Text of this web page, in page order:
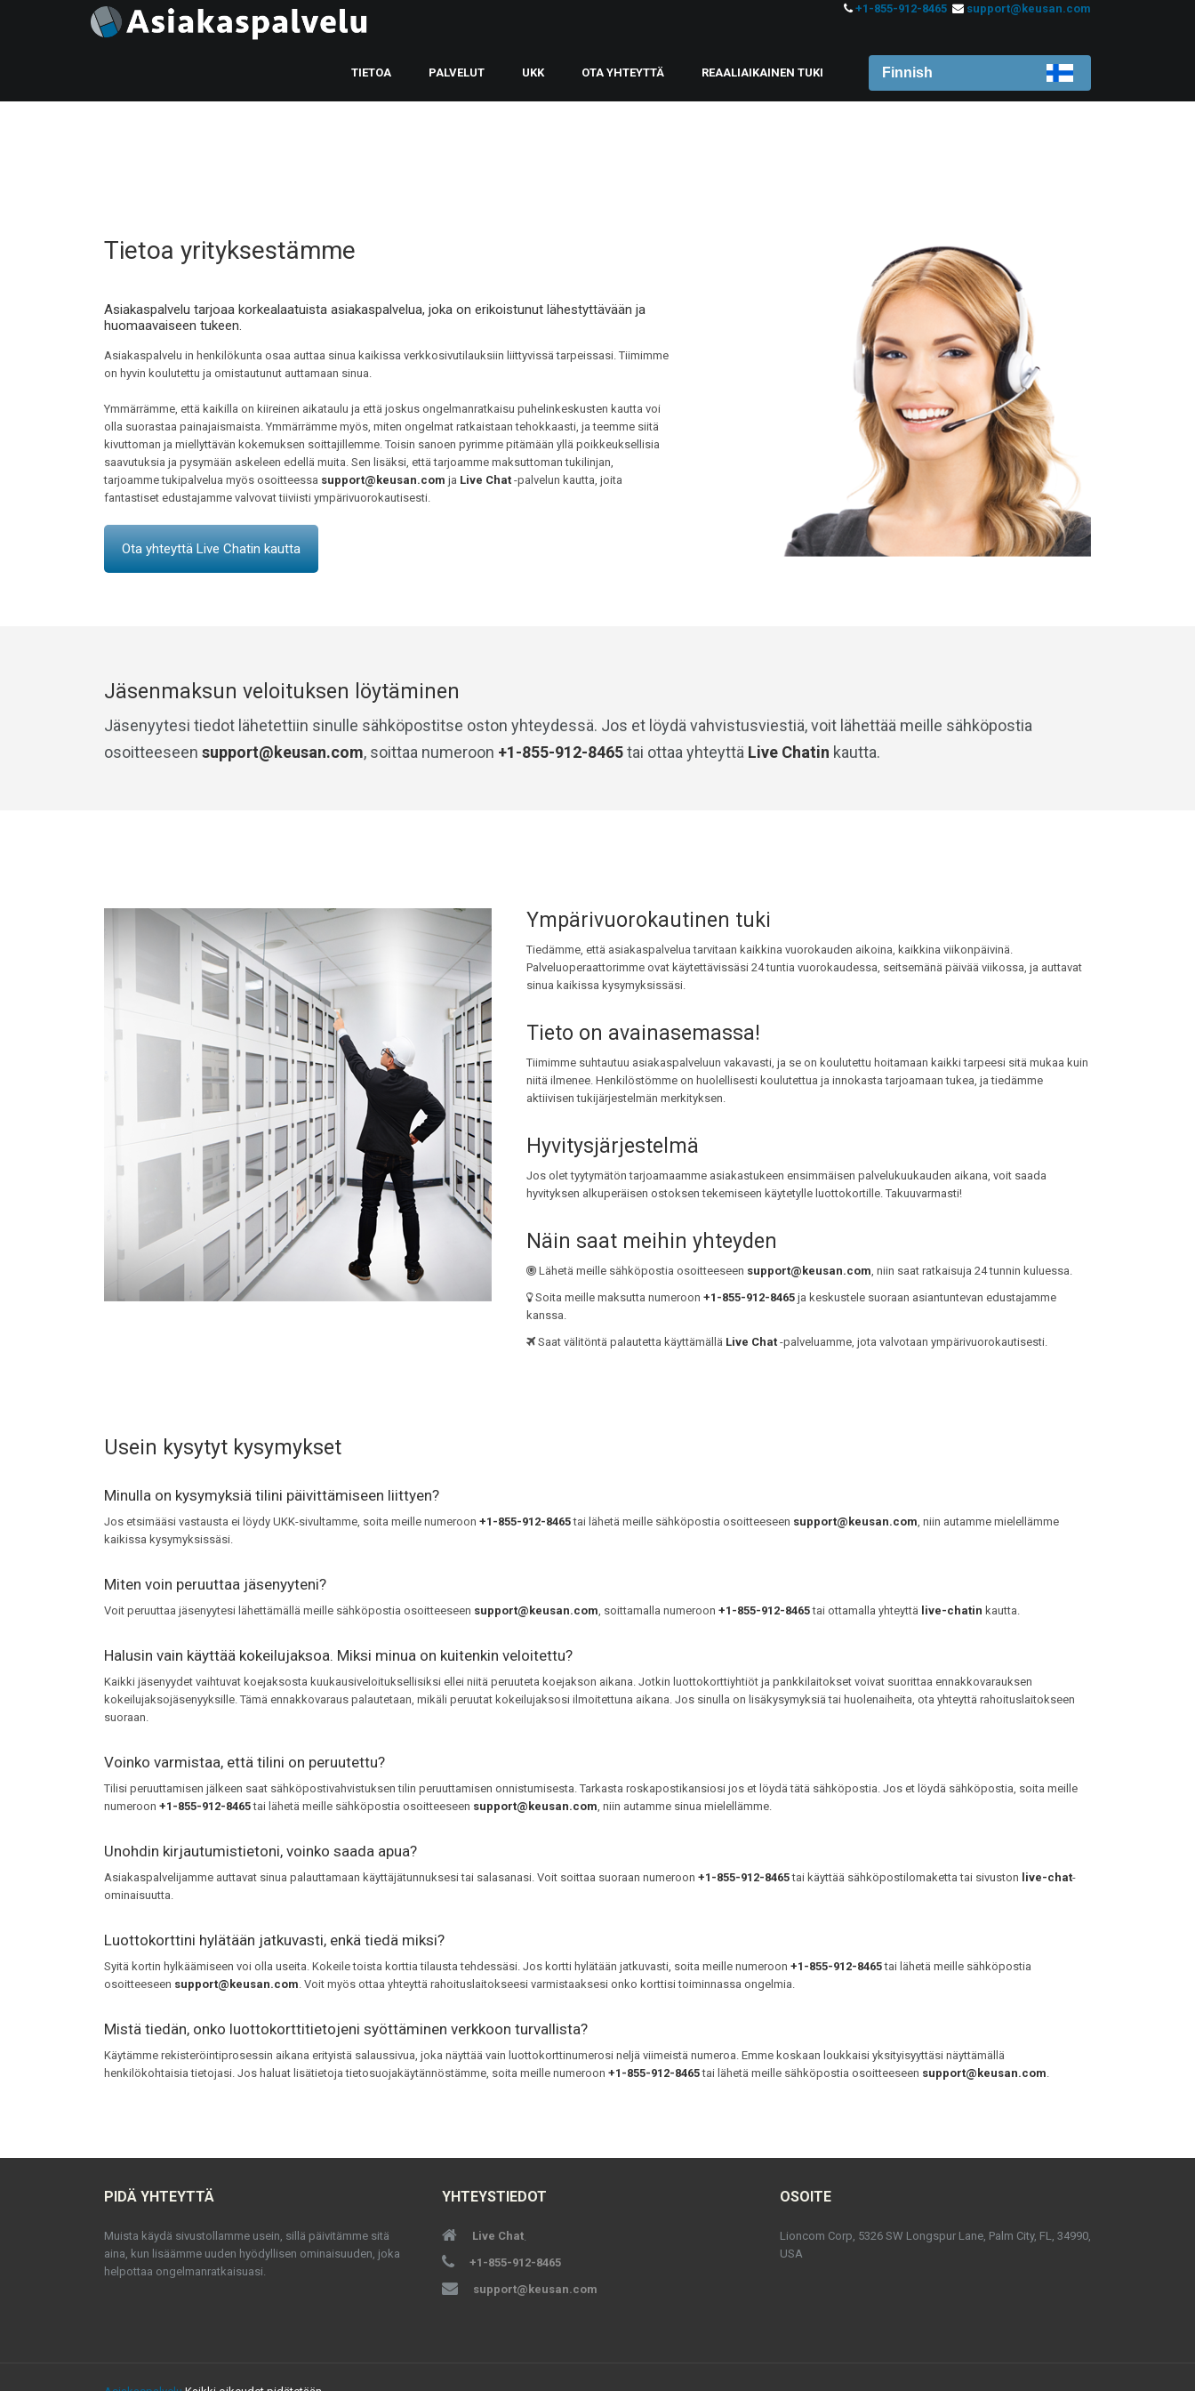
+1-855-912-8465 support@keusan.com
TIETOA PALVELUT UKK OTA YHTEYTTÄ REAALIAIKAINEN TUKI Finnish
Tietoa yrityksestämme
Asiakaspalvelu tarjoaa korkealaatuista asiakaspalvelua, joka on erikoistunut lähestyttävään ja
huomaavaiseen tukeen.
Asiakaspalvelu in henkilökunta osaa auttaa sinua kaikissa verkkosivutilauksiin liittyvissä tarpeissasi. Tiimimme
on hyvin koulutettu ja omistautunut auttamaan sinua.
Ymmärrämme, että kaikilla on kiireinen aikataulu ja että joskus ongelmanratkaisu puhelinkeskusten kautta voi
olla suorastaa painajaismaista. Ymmärrämme myös, miten ongelmat ratkaistaan tehokkaasti, ja teemme siitä
kivuttoman ja miellyttävän kokemuksen soittajillemme. Toisin sanoen pyrimme pitämään yllä poikkeuksellisia
saavutuksia ja pysymään askeleen edellä muita. Sen lisäksi, että tarjoamme maksuttoman tukilinjan,
tarjoamme tukipalvelua myös osoitteessa support@keusan.com ja Live Chat -palvelun kautta, joita
fantastiset edustajamme valvovat tiiviisti ympärivuorokautisesti.
Ota yhteyttä Live Chatin kautta
Jäsenmaksun veloituksen löytäminen
Jäsenyytesi tiedot lähetettiin sinulle sähköpostitse oston yhteydessä. Jos et löydä vahvistusviestiä, voit lähettää meille sähköpostia
osoitteeseen support@keusan.com, soittaa numeroon +1-855-912-8465tai ottaa yhteyttä Live Chatin kautta.
Ympärivuorokautinen tuki
Tiedämme, että asiakaspalvelua tarvitaan kaikkina vuorokauden aikoina, kaikkina viikonpäivinä.
Palveluoperaattorimme ovat käytettävissäsi 24 tuntia vuorokaudessa, seitsemänä päivää viikossa, ja auttavat
sinua kaikissa kysymyksissäsi.
Tieto on avainasemassa!
Tiimimme suhtautuu asiakaspalveluun vakavasti, ja se on koulutettu hoitamaan kaikki tarpeesi sitä mukaa kuin
niitä ilmenee. Henkilöstömme on huolellisesti koulutettua ja innokasta tarjoamaan tukea, ja tiedämme
aktiivisen tukijärjestelmän merkityksen.
Hyvitysjärjestelmä
Jos olet tyytymätön tarjoamaamme asiakastukeen ensimmäisen palvelukuukauden aikana, voit saada
hyvityksen alkuperäisen ostoksen tekemiseen käytetylle luottokortille. Takuuvarmasti!
Näin saat meihin yhteyden
Lähetä meille sähköpostia osoitteeseen support@keusan.com, niin saat ratkaisuja 24 tunnin kuluessa.
Soita meille maksutta numeroon +1-855-912-8465 ja keskustele suoraan asiantuntevan edustajamme
kanssa.
Saat välitöntä palautetta käyttämällä Live Chat -palveluamme, jota valvotaan ympärivuorokautisesti.
Usein kysytyt kysymykset
Minulla on kysymyksiä tilini päivittämiseen liittyen?
Jos etsimääsi vastausta ei löydy UKK-sivultamme, soita meille numeroon +1-855-912-8465tai lähetä meille sähköpostia osoitteeseen support@keusan.com, niin autamme mielellämme
kaikissa kysymyksissäsi.
Miten voin peruuttaa jäsenyyteni?
Voit peruuttaa jäsenyytesi lähettämällä meille sähköpostia osoitteeseen support@keusan.com, soittamalla numeroon +1-855-912-8465tai ottamalla yhteyttä live-chatin kautta.
Halusin vain käyttää kokeilujaksoa. Miksi minua on kuitenkin veloitettu?
Kaikki jäsenyydet vaihtuvat koejaksosta kuukausiveloituksellisiksi ellei niitä peruuteta koejakson aikana. Jotkin luottokorttiyhtiöt ja pankkilaitokset voivat suorittaa ennakkovarauksen
kokeilujaksojäsenyyksille. Tämä ennakkovaraus palautetaan, mikäli peruutat kokeilujaksosi ilmoitettuna aikana. Jos sinulla on lisäkysymyksiä tai huolenaiheita, ota yhteyttä rahoituslaitokseen
suoraan.
Voinko varmistaa, että tilini on peruutettu?
Tilisi peruuttamisen jälkeen saat sähköpostivahvistuksen tilin peruuttamisen onnistumisesta. Tarkasta roskapostikansiosi jos et löydä tätä sähköpostia. Jos et löydä sähköpostia, soita meille
numeroon +1-855-912-8465tai lähetä meille sähköpostia osoitteeseen support@keusan.com, niin autamme sinua mielellämme.
Unohdin kirjautumistietoni, voinko saada apua?
Asiakaspalvelijamme auttavat sinua palauttamaan käyttäjätunnuksesi tai salasanasi. Voit soittaa suoraan numeroon +1-855-912-8465tai käyttää sähköpostilomaketta tai sivuston live-chat-
ominaisuutta.
Luottokorttini hylätään jatkuvasti, enkä tiedä miksi?
Syitä kortin hylkäämiseen voi olla useita. Kokeile toista korttia tilausta tehdessäsi. Jos kortti hylätään jatkuvasti, soita meille numeroon +1-855-912-8465tai lähetä meille sähköpostia
osoitteeseen support@keusan.com. Voit myös ottaa yhteyttä rahoituslaitokseesi varmistaaksesi onko korttisi toiminnassa ongelmia.
Mistä tiedän, onko luottokorttitietojeni syöttäminen verkkoon turvallista?
Käytämme rekisteröintiprosessin aikana erityistä salaussivua, joka näyttää vain luottokorttinumerosi neljä viimeistä numeroa. Emme koskaan loukkaisi yksityisyyttäsi näyttämällä
henkilökohtaisia tietojasi. Jos haluat lisätietoja tietosuojakäytännöstämme, soita meille numeroon +1-855-912-8465tai lähetä meille sähköpostia osoitteeseen support@keusan.com.
PIDÄ YHTEYTTÄ
Muista käydä sivustollamme usein, sillä päivitämme sitä
aina, kun lisäämme uuden hyödyllisen ominaisuuden, joka
helpottaa ongelmanratkaisuasi.
YHTEYSTIEDOT
Live Chat.
+1-855-912-8465
support@keusan.com
OSOITE
Lioncom Corp, 5326 SW Longspur Lane, Palm City, FL, 34990,
USA